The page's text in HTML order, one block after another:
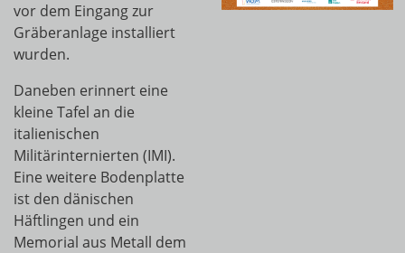
vor dem Eingang zur
Gräberanlage installiert
wurden.
Daneben erinnert eine
kleine Tafel an die
italienischen
Militärinternierten (IMI).
Eine weitere Bodenplatte
ist den dänischen
Häftlingen und ein
Memorial aus Metall dem